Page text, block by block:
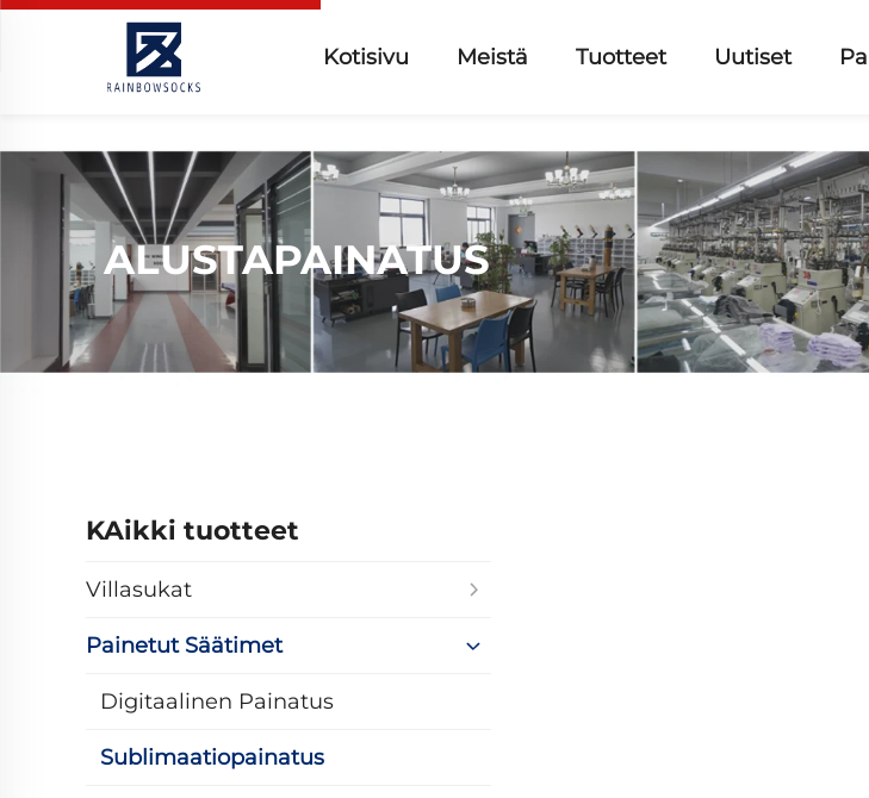
Kotisivu Meistä Tuotteet Uutiset
ALUSTAPAINATUS
KAikki tuotteet
Villasukat
Painetut Säätimet
Digitaalinen Painatus
Sublimaatiopainatus